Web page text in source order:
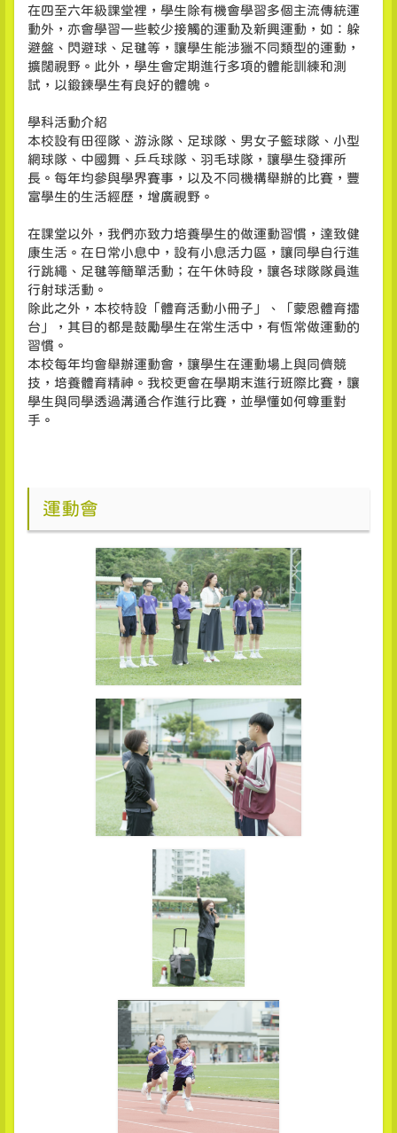
在四至六年級課堂裡，學生除有機會學習多個主流傳統運
動外，亦會學習一些較少接觸的運動及新興運動，如：躲
避盤、閃避球、足毽等，讓學生能涉獵不同類型的運動，
擴闊視野。此外，學生會定期進行多項的體能訓練和測
試，以鍛鍊學生有良好的體魄。
學科活動介紹
本校設有田徑隊、游泳隊、足球隊、男女子籃球隊、小型
網球隊、中國舞、乒乓球隊、羽毛球隊，讓學生發揮所
長。每年均參與學界賽事，以及不同機構舉辦的比賽，豐
富學生的生活經歷，增廣視野。
在課堂以外，我們亦致力培養學生的做運動習慣，達致健
康生活。在日常小息中，設有小息活力區，讓同學自行進
行跳繩、足毽等簡單活動；在午休時段，讓各球隊隊員進
行射球活動。
除此之外，本校特設「體育活動小冊子」、「蒙恩體育擂
台」，其目的都是鼓勵學生在常生活中，有恆常做運動的
習慣。
本校每年均會舉辦運動會，讓學生在運動場上與同儕競
技，培養體育精神。我校更會在學期末進行班際比賽，讓
學生與同學透過溝通合作進行比賽，並學懂如何尊重對
手。
運動會